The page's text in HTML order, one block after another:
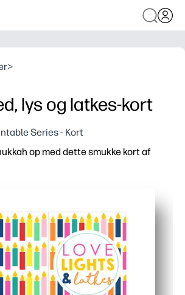
>
lys og latkes-kort
Series - Kort
op med dette smukke kort af
inderlig - du tilføjer din egen besked til
liste - udskriv en eller en hel stak,
sjov - inviter børn til at underskrive,